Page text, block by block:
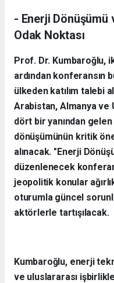
- Enerji
Odak Noktası
Prof. Dr. Kumbaroğlu,
ardından konferansın
ülkeden katılım talebi
Arabistan, Almanya ve
dört bir yanından gelen
dönüşümünün kritik
alınacak. "Enerji
düzenlenecek
jeopolitik konular
oturumla güncel
aktörlerle tartışılacak.
Kumbaroğlu, enerji
ve uluslararası